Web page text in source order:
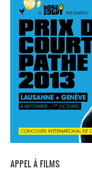
APPEL À FILMS